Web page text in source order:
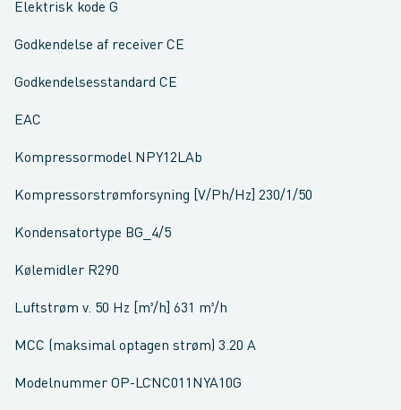
Elektrisk kode G
Godkendelse af receiver CE
Godkendelsesstandard CE
EAC
Kompressormodel NPY12LAb
Kompressorstrømforsyning [V/Ph/Hz] 230/1/50
Kondensatortype BG_4/5
Kølemidler R290
Luftstrøm v. 50 Hz [m³/h] 631 m³/h
MCC (maksimal optagen strøm) 3.20 A
Modelnummer OP-LCNC011NYA10G